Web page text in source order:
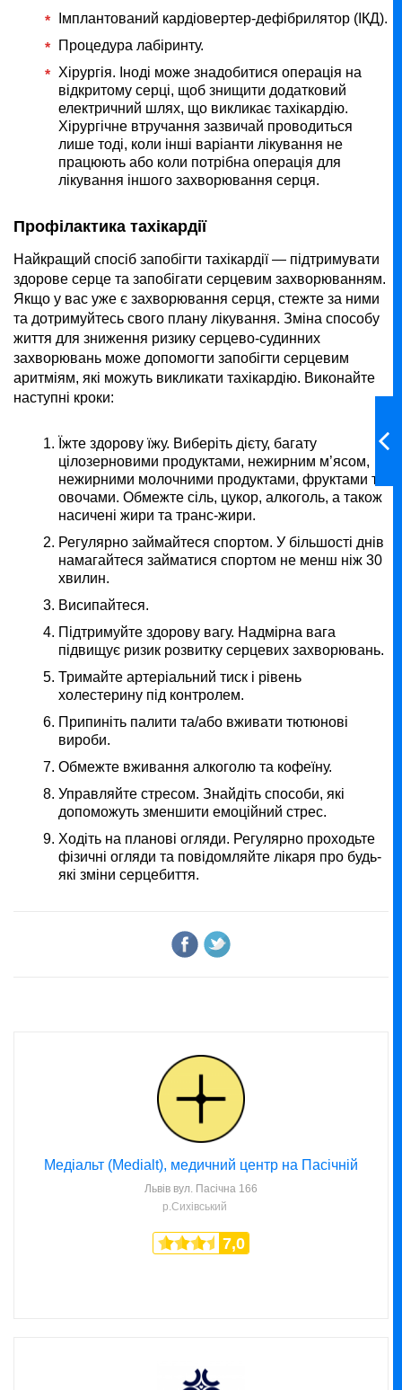
Імплантований кардіовертер-дефібрилятор (ІКД).
Процедура лабіринту.
Хірургія. Іноді може знадобитися операція на
відкритому серці, щоб знищити додатковий
електричний шлях, що викликає тахікардію.
Хірургічне втручання зазвичай проводиться
лише тоді, коли інші варіанти лікування не
працюють або коли потрібна операція для
лікування іншого захворювання серця.
Профілактика тахікардії
Найкращий спосіб запобігти тахікардії — підтримувати
здорове серце та запобігати серцевим захворюванням.
Якщо у вас уже є захворювання серця, стежте за ними
та дотримуйтесь свого плану лікування. Зміна способу
життя для зниження ризику серцево-судинних
захворювань може допомогти запобігти серцевим
аритміям, які можуть викликати тахікардію. Виконайте
наступні кроки:
Їжте здорову їжу. Виберіть дієту, багату
цілозерновими продуктами, нежирним м’ясом,
нежирними молочними продуктами, фруктами та
овочами. Обмежте сіль, цукор, алкоголь, а також
насичені жири та транс-жири.
Регулярно займайтеся спортом. У більшості днів
намагайтеся займатися спортом не менш ніж 30
хвилин.
Висипайтеся.
Підтримуйте здорову вагу. Надмірна вага
підвищує ризик розвитку серцевих захворювань.
Тримайте артеріальний тиск і рівень
холестерину під контролем.
Припиніть палити та/або вживати тютюнові
вироби.
Обмежте вживання алкоголю та кофеїну.
Управляйте стресом. Знайдіть способи, які
допоможуть зменшити емоційний стрес.
Ходіть на планові огляди. Регулярно проходьте
фізичні огляди та повідомляйте лікаря про будь-
які зміни серцебиття.
Медіальт (Medialt), медичний центр на Пасічній
Львів вул. Пасічна 166
р.Сихівський
7,0